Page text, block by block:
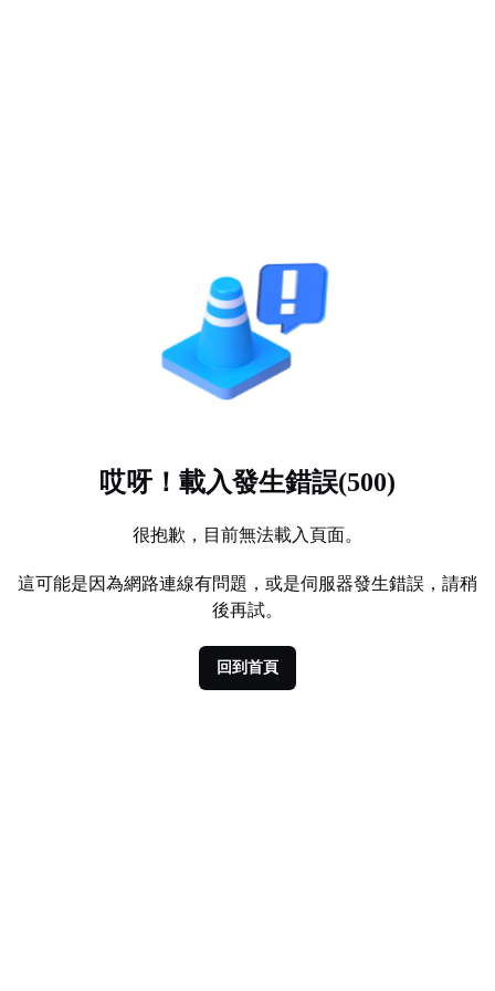
哎呀！載入發生錯誤(500)
很抱歉，目前無法載入頁面。
這可能是因為網路連線有問題，或是伺服器發生錯誤，請稍
後再試。
回到首頁